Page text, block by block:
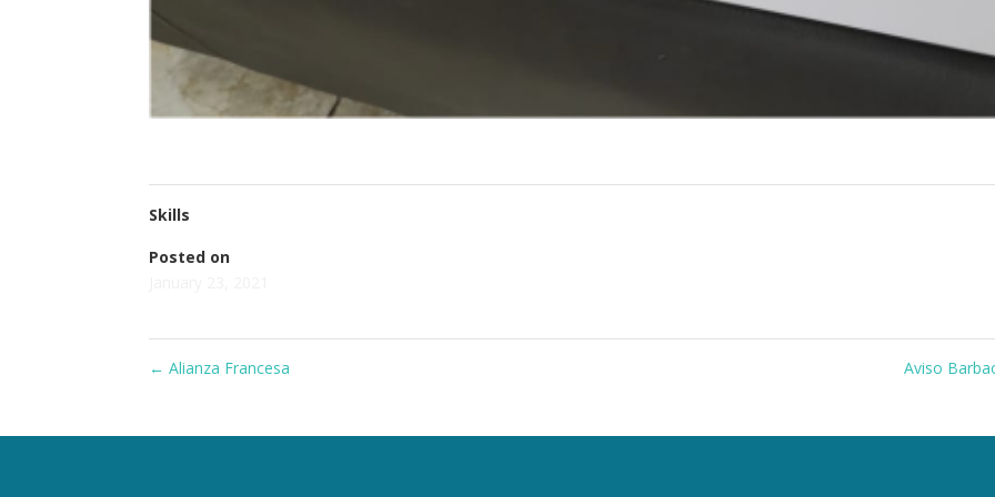
Skills
Posted on
← Alianza Francesa Aviso